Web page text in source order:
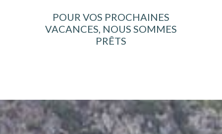
POUR VOS PROCHAINES
VACANCES, NOUS SOMMES
PRÊTS